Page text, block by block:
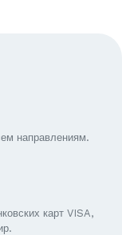
направлениям.
карт VISA,